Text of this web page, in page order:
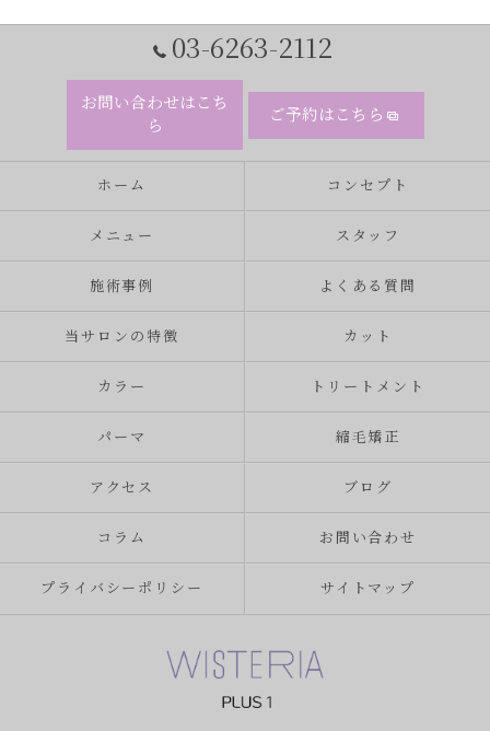
03-6263-2112
お問い合わせはこち
ら
ご予約はこちら
ホーム コンセプト
メニュー スタッフ
施術事例 よくある質問
当サロンの特徴 カット
カラー トリートメント
パーマ 縮毛矯正
アクセス ブログ
コラム お問い合わせ
プライバシーポリシー サイトマップ